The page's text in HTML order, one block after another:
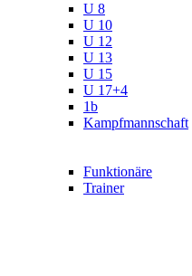
U 8
U 10
U 12
U 13
U 15
U 17+4
1b
Kampfmannschaft
Funktionäre
Trainer